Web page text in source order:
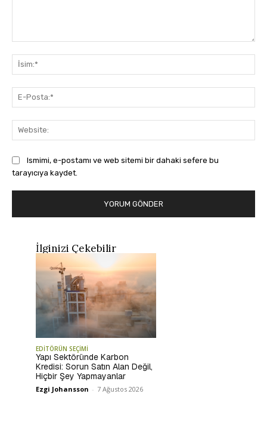
Ismimi, e-postamı ve web sitemi bir dahaki sefere bu
tarayıcıya kaydet.
İlginizi Çekebilir
EDİTÖRÜN SEÇİMİ
Yapı Sektöründe Karbon
Kredisi: Sorun Satın Alan Değil,
Hiçbir Şey Yapmayanlar
Ezgi Johansson - 7 Ağustos 2026